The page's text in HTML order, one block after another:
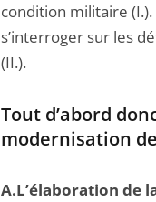
condition militaire
s’interroger sur les
(II.).
Tout d’abord
modernisation
A.L’élaboration de